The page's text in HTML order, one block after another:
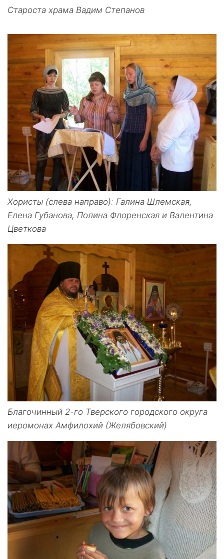
Староста храма Вадим Степанов
Хористы (слева направо): Галина Шлемская,
Елена Губанова, Полина Флоренская и Валентина
Цветкова
Благочинный 2-го Тверского городского округа
иеромонах Амфилохий (Желябовский)